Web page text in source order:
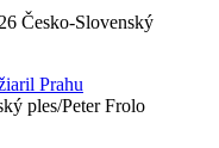
Česko-Slovenský
ples/Peter Frolo